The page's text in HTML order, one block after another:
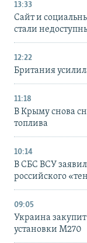
13:33
Сайт и
стали
12:22
Британия
11:18
В Крыму снова
топлива
10:14
В СБС ВСУ
российского
09:05
Украина
установки M270